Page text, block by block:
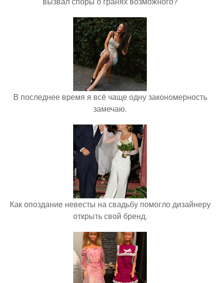
В последнее время я всё чаще одну закономерность
замечаю.
Как опоздание невесты на свадьбу помогло дизайнеру
открыть свой бренд.